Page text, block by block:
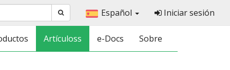
Español Iniciar sesión
Artículoss e-Docs Sobre